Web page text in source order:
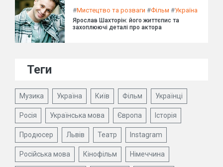
#Мистецтво та розваги #Фільм #Україна
Ярослав Шахторін: його життєпис та
захоплюючі деталі про актора
Теги
Музика Україна Київ Фільм Українці
Росія Українська мова Європа Історія
Продюсер Львів Театр Instagram
Російська мова Кінофільм Німеччина